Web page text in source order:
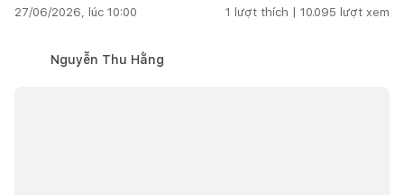
27/06/2026, lúc 10:00 1 lượt thích | 10.095 lượt xem
Nguyễn Thu Hằng